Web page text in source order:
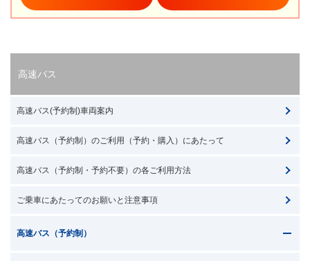
高速バス
高速バス(予約制)車両案内
高速バス（予約制）のご利用（予約・購入）にあたって
高速バス（予約制・予約不要）の各ご利用方法
ご乗車にあたってのお願いと注意事項
高速バス（予約制）